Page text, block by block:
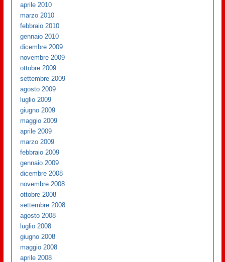
aprile 2010
marzo 2010
febbraio 2010
gennaio 2010
dicembre 2009
novembre 2009
ottobre 2009
settembre 2009
agosto 2009
luglio 2009
giugno 2009
maggio 2009
aprile 2009
marzo 2009
febbraio 2009
gennaio 2009
dicembre 2008
novembre 2008
ottobre 2008
settembre 2008
agosto 2008
luglio 2008
giugno 2008
maggio 2008
aprile 2008